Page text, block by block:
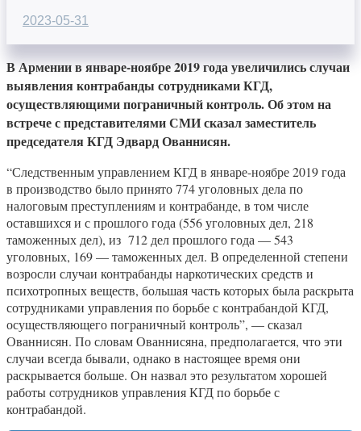
2023-05-31
В Армении в январе-ноябре 2019 года увеличились случаи
выявления контрабанды сотрудниками КГД,
осуществляющими пограничный контроль. Об этом на
встрече с представителями СМИ сказал заместитель
председателя КГД Эдвард Ованнисян.
“Следственным управлением КГД в январе-ноябре 2019 года
в производство было принято 774 уголовных дела по
налоговым преступлениям и контрабанде, в том числе
оставшихся и с прошлого года (556 уголовных дел, 218
таможенных дел), из 712 дел прошлого года — 543
уголовных, 169 — таможенных дел. В определенной степени
возросли случаи контрабанды наркотических средств и
психотропных веществ, большая часть которых была раскрыта
сотрудниками управления по борьбе с контрабандой КГД,
осуществляющего пограничный контроль”, — сказал
Ованнисян. По словам Ованнисяна, предполагается, что эти
случаи всегда бывали, однако в настоящее время они
раскрывается больше. Он назвал это результатом хорошей
работы сотрудников управления КГД по борьбе с
контрабандой.